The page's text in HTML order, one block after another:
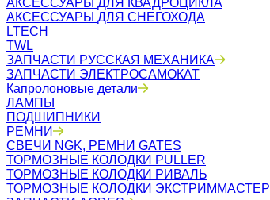
АКСЕССУАРЫ ДЛЯ КВАДРОЦИКЛА
АКСЕССУАРЫ ДЛЯ СНЕГОХОДА
LTECH
TWL
ЗАПЧАСТИ РУССКАЯ МЕХАНИКА
ЗАПЧАСТИ ЭЛЕКТРОСАМОКАТ
Капролоновые детали
ЛАМПЫ
ПОДШИПНИКИ
РЕМНИ
СВЕЧИ NGK, РЕМНИ GATES
ТОРМОЗНЫЕ КОЛОДКИ PULLER
ТОРМОЗНЫЕ КОЛОДКИ РИВАЛЬ
ТОРМОЗНЫЕ КОЛОДКИ ЭКСТРИММАСТЕР